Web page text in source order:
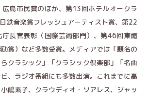
島市民賞のほか、第13回ホテルオークラ
鉄音楽賞フレッシュアーティスト賞、第22
庁長官表彰（国際芸術部門）、第46回東燃
賞）など多数受賞。メディアでは「題名の
クラシック」「クラシック倶楽部」「名曲
、ラジオ番組にも多数出演。これまでに高
嶋素子、クラウディオ・ソアレス、ジャッ